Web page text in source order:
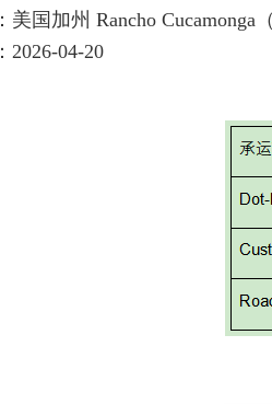
：美国加州 Rancho
：2026-04-20